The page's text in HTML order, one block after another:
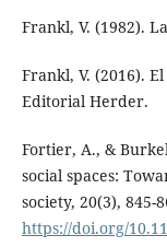
Frankl, V. (1982).
Frankl, V. (2016).
Editorial Herder.
Fortier, A., &
social spaces:
society, 20(3), 845-
https://doi.org/